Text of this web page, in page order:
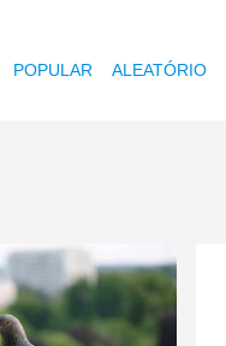
POPULAR ALEATÓRIO